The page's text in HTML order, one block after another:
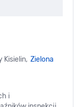
Kisielin, Zielona
i